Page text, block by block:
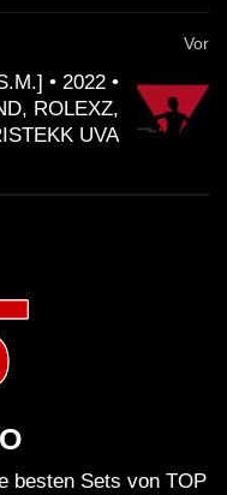
Vor
• 2022 •
ROLEXZ,
UVA
besten Sets von TOP